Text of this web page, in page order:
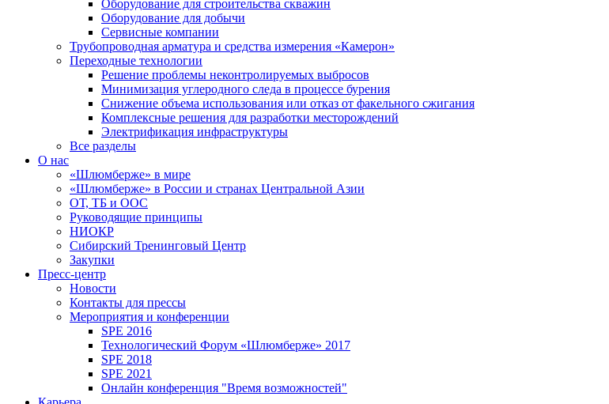
Оборудование для строительства скважин
Оборудование для добычи
Сервисные компании
Трубопроводная арматура и средства измерения «Камерон»
Переходные технологии
Решение проблемы неконтролируемых выбросов
Минимизация углеродного следа в процессе бурения
Снижение объема использования или отказ от факельного сжигания
Комплексные решения для разработки месторождений
Электрификация инфраструктуры
Все разделы
О нас
«Шлюмберже» в мире
«Шлюмберже» в России и странах Центральной Азии
ОТ, ТБ и ООС
Руководящие принципы
НИОКР
Сибирский Тренинговый Центр
Закупки
Пресс-центр
Новости
Контакты для прессы
Мероприятия и конференции
SPE 2016
Технологический Форум «Шлюмберже» 2017
SPE 2018
SPE 2021
Онлайн конференция "Время возможностей"